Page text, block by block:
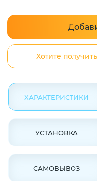
Хотите
ХАРАКТЕРИСТИКИ
УСТАНОВКА
САМОВЫВОЗ